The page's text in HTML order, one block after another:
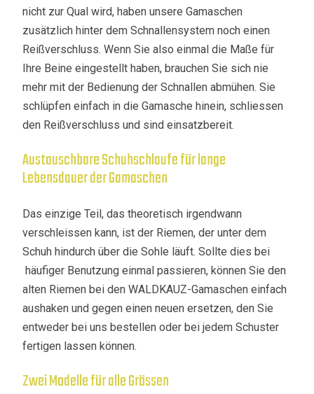
nicht zur Qual wird, haben unsere Gamaschen
zusätzlich hinter dem Schnallensystem noch einen
Reißverschluss. Wenn Sie also einmal die Maße für
Ihre Beine eingestellt haben, brauchen Sie sich nie
mehr mit der Bedienung der Schnallen abmühen. Sie
schlüpfen einfach in die Gamasche hinein, schliessen
den Reißverschluss und sind einsatzbereit.
Austauschbare Schuhschlaufe für lange
Lebensdauer der Gamaschen
Das einzige Teil, das theoretisch irgendwann
verschleissen kann, ist der Riemen, der unter dem
Schuh hindurch über die Sohle läuft. Sollte dies bei
häufiger Benutzung einmal passieren, können Sie den
alten Riemen bei den WALDKAUZ-Gamaschen einfach
aushaken und gegen einen neuen ersetzen, den Sie
entweder bei uns bestellen oder bei jedem Schuster
fertigen lassen können.
Zwei Modelle für alle Grössen